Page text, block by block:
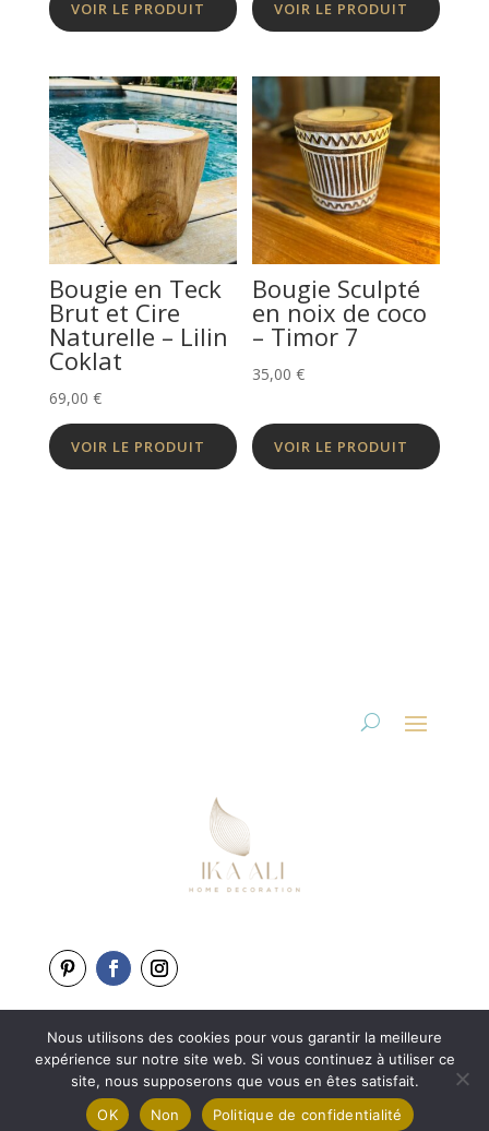
prix :
à
130,00 €
VOIR LE PRODUIT VOIR LE PRODUIT
Bougie en Teck
Brut et Cire
Naturelle – Lilin
Coklat
69,00 €
VOIR LE PRODUIT
Bougie Sculpté
en noix de coco
– Timor 7
35,00€
VOIR LE PRODUIT
Copyright 2025-2026
Une création deL’Agence BewweB.fr
Nous utilisons des cookies pour vous garantir la meilleure
expérience sur notre site web. Si vous continuez à utiliser ce
site, nous supposerons que vous en êtes satisfait.
OK
Non Politique de confidentialité